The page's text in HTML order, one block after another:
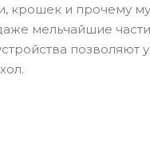
крошек и прочему
мельчайшие
позволяют